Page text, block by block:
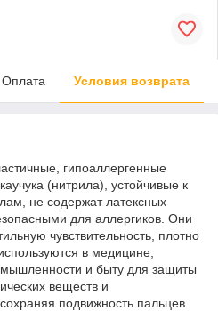
Оплата Условия возврата
гипоаллергенные
(нитрила), устойчивые к
не содержат латексных
для аллергиков. Они
чувствительность, плотно
в медицине,
и быту для защиты
веществ и
подвижность пальцев.